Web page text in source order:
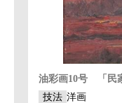
油彩画10号 「民
技法 洋画